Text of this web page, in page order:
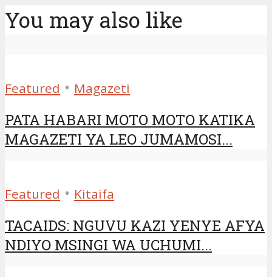
You may also like
Featured • Magazeti
PATA HABARI MOTO MOTO KATIKA
MAGAZETI YA LEO JUMAMOSI...
Featured • Kitaifa
TACAIDS: NGUVU KAZI YENYE AFYA
NDIYO MSINGI WA UCHUMI...